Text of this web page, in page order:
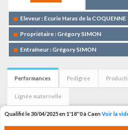
Eleveur : Ecurie Haras de la COQUENNE
Propriétaire : Grégory SIMON
Entraîneur : Grégory SIMON
Performances Pedigree
Lignée maternelle
Qualifié le 30/04/2025 en 1'18''0 à CaenVoir la